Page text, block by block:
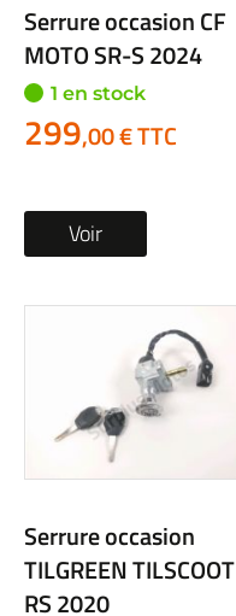
Serrure occasion CF
MOTO SR-S 2024
1 en stock
299,00 € TTC
Voir
Serrure occasion
TILGREEN TILSCOOT
RS 2020